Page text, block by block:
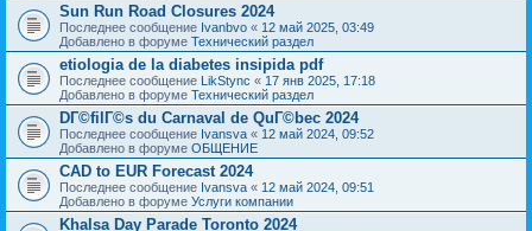
Sun Run Road Closures 2024
Последнее сообщение Ivanbvo « 12 май 2025, 03:49
Добавлено в форуме Технический раздел
etiologia de la diabetes insipida pdf
Последнее сообщение LikStync « 17 янв 2025, 17:18
Добавлено в форуме Технический раздел
DГ©filГ©s du Carnaval de QuГ©bec 2024
Последнее сообщение Ivansva « 12 май 2024, 09:52
Добавлено в форуме ОБЩЕНИЕ
CAD to EUR Forecast 2024
Последнее сообщение Ivansva « 12 май 2024, 09:51
Добавлено в форуме Услуги компании
Khalsa Day Parade Toronto 2024